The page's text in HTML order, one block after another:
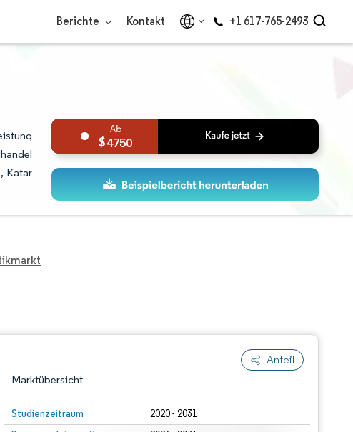
Berichte Kontakt +1 617-765-2493
Katar
4750
Anteil
Marktübersicht
Studienzeitraum 2020 - 2031